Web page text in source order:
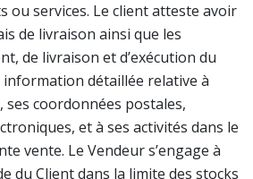
ou services. Le client atteste avoir
de livraison ainsi que les
de livraison et d’exécution du
information détaillée relative à
ses coordonnées postales,
et à ses activités dans le
vente. Le Vendeur s’engage à
du Client dans la limite des stocks